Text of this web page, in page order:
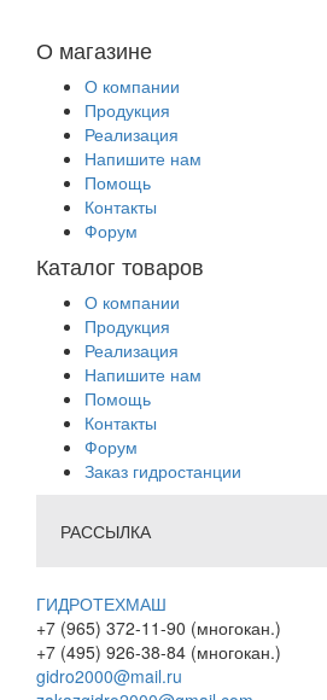
О магазине
О компании
Продукция
Реализация
Напишите нам
Помощь
Контакты
Форум
Каталог товаров
О компании
Продукция
Реализация
Напишите нам
Помощь
Контакты
Форум
Заказ гидростанции
РАССЫЛКА
ГИДРОТЕХМАШ
+7 (965) 372-11-90 (многокан.)
+7 (495) 926-38-84 (многокан.)
gidro2000@mail.ru